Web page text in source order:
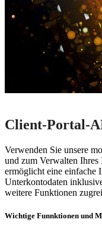
Client-Portal-
Verwenden Sie unsere
und zum Verwalten
ermöglicht eine einfache
Unterkontodaten
weitere Funktionen
Wichtige Funnktionen und